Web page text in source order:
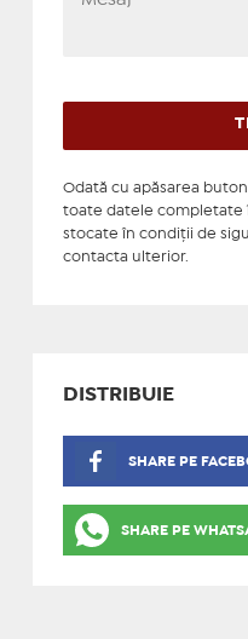
Odată cu apăsarea
toate datele completate
stocate în condiţii de
contacta ulterior.
DISTRIBUIE
SHARE PE
SHARE PE